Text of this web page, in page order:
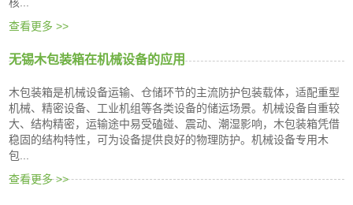
查看更多 >>
无锡木包装箱在机械设备的应用
木包装箱是机械设备运输、仓储环节的主流防护包装载体，适配重型
机械、精密设备、工业机组等各类设备的储运场景。机械设备自重较
大、结构精密，运输途中易受磕碰、震动、潮湿影响，木包装箱凭借
稳固的结构特性，可为设备提供良好的物理防护。机械设备专用木
包...
查看更多 >>